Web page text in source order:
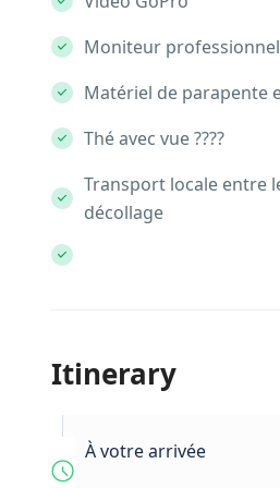
Moniteur
Matériel de parapente
Thé avec vue ????️
Transport locale entre
décollage
Itinerary
À votre arrivée